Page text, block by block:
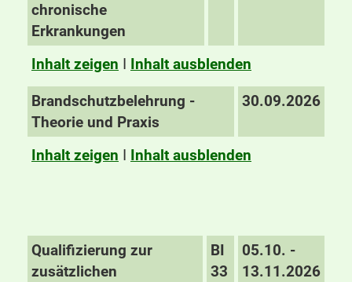
chronische
Erkrankungen
Inhalt zeigen I Inhalt ausblenden
Brandschutzbelehrung -
Theorie und Praxis
30.09.2026
Inhalt zeigen I Inhalt ausblenden
Qualifizierung zur
zusätzlichen
BI
33
05.10. -
13.11.2026